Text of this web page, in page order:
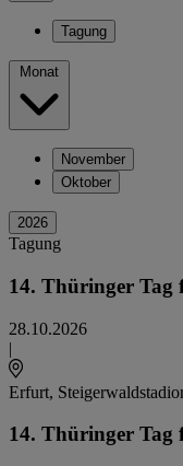
Tagung
Monat
November
Oktober
2026
Tagung
14. Thüringer Tag
28.10.2026
|
Erfurt,
14. Thüringer Tag